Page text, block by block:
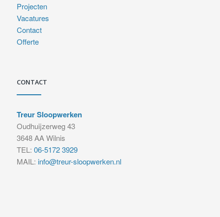
Projecten
Vacatures
Contact
Offerte
CONTACT
Treur Sloopwerken
Oudhuijzerweg 43
3648 AA Wilnis
TEL: 06-5172 3929
MAIL: info@treur-sloopwerken.nl